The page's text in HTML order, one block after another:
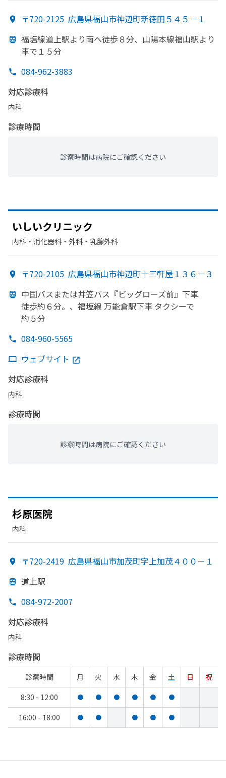
〒720-2125 広島県福山市神辺町新徳田５４５－１
福塩線道上駅より南へ徒歩８分、 山陽本線福山駅より
車で １５分
084-962-3883
対応診療科
内科
診療時間
診察時間は病院にご確認ください
いしいクリニック
内科・​消化器科・​外科・​乳腺外科
〒720-2105 広島県福山市神辺町十三軒屋１３６－３
中国バスまたは井笠バス『ビッグローズ前』下車
徒歩約６分。、 福塩線 万能倉駅下車 タクシーで
約５分
084-960-5565
ウェブサイト
対応診療科
内科
診療時間
診察時間は病院にご確認ください
杉原医院
内科
〒720-2419 広島県福山市加茂町字上加茂４００－１
道上駅
084-972-2007
対応診療科
内科
診療時間
診察時間 月 火 水 木 金 土 日
祝
8:30 - 12:00
● ● ● ● ● ●
16:00 - 18:00 ● ● ● ● ●